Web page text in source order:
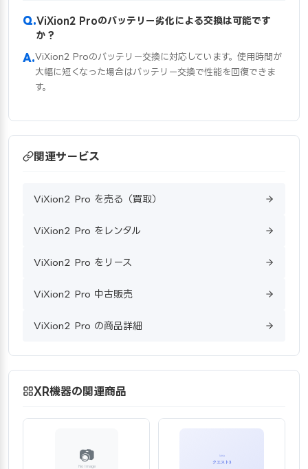
ViXion2 Proのバッテリー劣化による交換は可能です
か？
ViXion2 Proのバッテリー交換に対応しています。使用時間が
大幅に短くなった場合はバッテリー交換で性能を回復できま
す。
関連サービス
ViXion2 Pro を売る（買取）
ViXion2 Pro をレンタル
ViXion2 Pro をリース
ViXion2 Pro 中古販売
ViXion2 Pro の商品詳細
XR機器の関連商品